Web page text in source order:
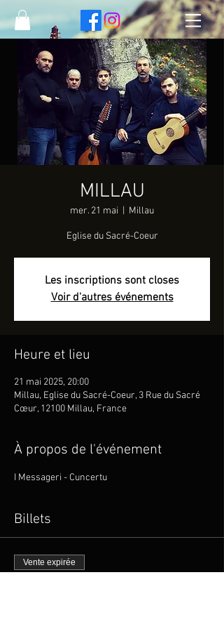
MILLAU
mer. 21 mai Millau
Eglise du Sacré-Coeur
Les inscriptions sont closes
Voir d'autres événements
Heure et lieu
21 mai 2025, 20:00
Millau, Eglise du Sacré-Coeur, 3 Rue du Sacré
Cœur, 12100 Millau, France
À propos de l'événement
I Messageri - Cuncertu
Billets
Vente expirée